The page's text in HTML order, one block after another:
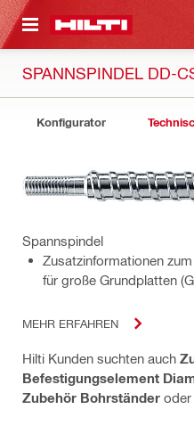
SPANNSPINDEL DD-
Konfigurator
Spannspindel
Zusatzinformationen
für große Grundplatten
MEHR ERFAHREN
Hilti Kunden suchten auch
Befestigungselement
Zubehör Bohrständer oder